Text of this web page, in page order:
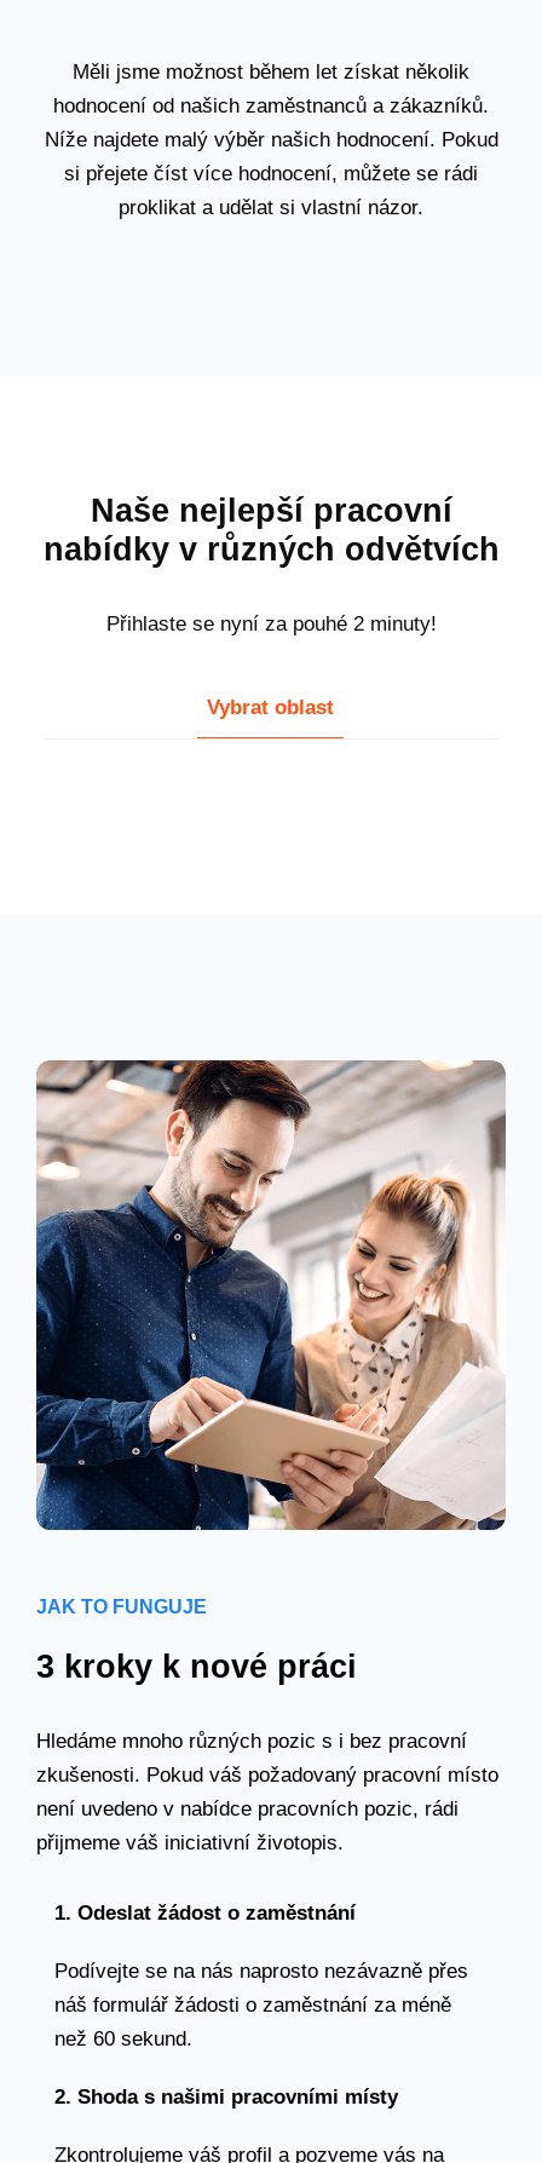
Měli jsme možnost během let získat několik
hodnocení od našich zaměstnanců a zákazníků.
Níže najdete malý výběr našich hodnocení. Pokud
si přejete číst více hodnocení, můžete se rádi
proklikat a udělat si vlastní názor.
Naše nejlepší pracovní
nabídky v různých odvětvích
Přihlaste se nyní za pouhé 2 minuty!
Vybrat oblast
JAK TO FUNGUJE
3 kroky k nové práci
Hledáme mnoho různých pozic s i bez pracovní
zkušenosti. Pokud váš požadovaný pracovní místo
není uvedeno v nabídce pracovních pozic, rádi
přijmeme váš iniciativní životopis.
1. Odeslat žádost o zaměstnání
Podívejte se na nás naprosto nezávazně přes
náš formulář žádosti o zaměstnání za méně
než 60 sekund.
2. Shoda s našimi pracovními místy
Zkontrolujeme váš profil a pozveme vás na